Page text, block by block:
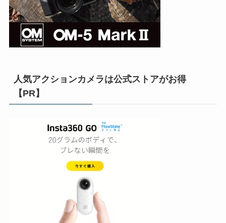
人気アクションカメラは公式ストアがお得
【PR】